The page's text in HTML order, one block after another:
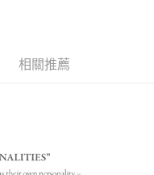
相關推薦